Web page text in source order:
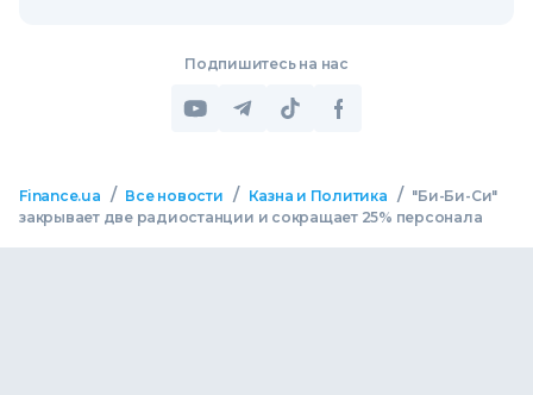
Подпишитесь на нас
Finance.ua / Все новости / Казна и Политика / "Би-Би-Си"
закрывает две радиостанции и сокращает 25% персонала